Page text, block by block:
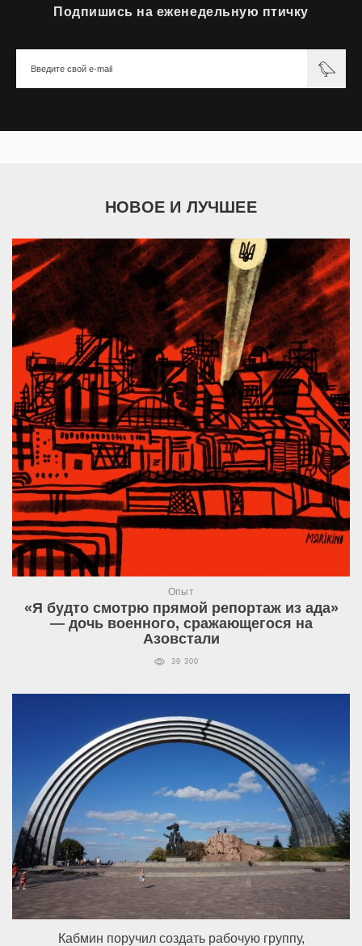
Подпишись на еженедельную птичку
НОВОЕ И ЛУЧШЕЕ
Опыт
«Я будто смотрю прямой репортаж из ада»
— дочь военного, сражающегося на
Азовстали
39 300
Кабмин поручил создать рабочую группу,